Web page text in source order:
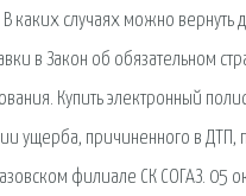
каких случаях можно вернуть
в Закон об обязательном
Купить электронный
ущерба, причиненного в ДТП,
филиале СК СОГАЗ. 05